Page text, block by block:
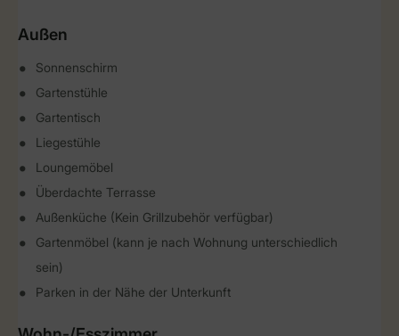
Außen
Sonnenschirm
Gartenstühle
Gartentisch
Liegestühle
Loungemöbel
Überdachte Terrasse
Außenküche (Kein Grillzubehör verfügbar)
Gartenmöbel (kann je nach Wohnung unterschiedlich
sein)
Parken in der Nähe der Unterkunft